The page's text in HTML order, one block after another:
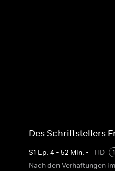
Des Schriftstellers
S1 Ep. 4 • 52 Min. • HD
Nach den Verhaftungen